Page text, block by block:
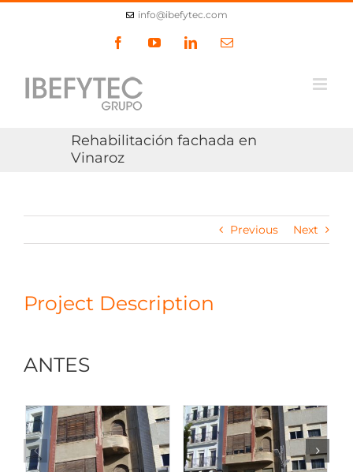
Skip
info@ibefytec.com
FacebookYouTubeLinkedInEmail
Rehabilitación fachada en
Vinaroz
Previous Next
Project Description
ANTES